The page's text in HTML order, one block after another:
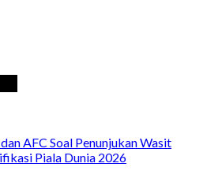
AFC Soal Penunjukan Wasit
Piala Dunia 2026